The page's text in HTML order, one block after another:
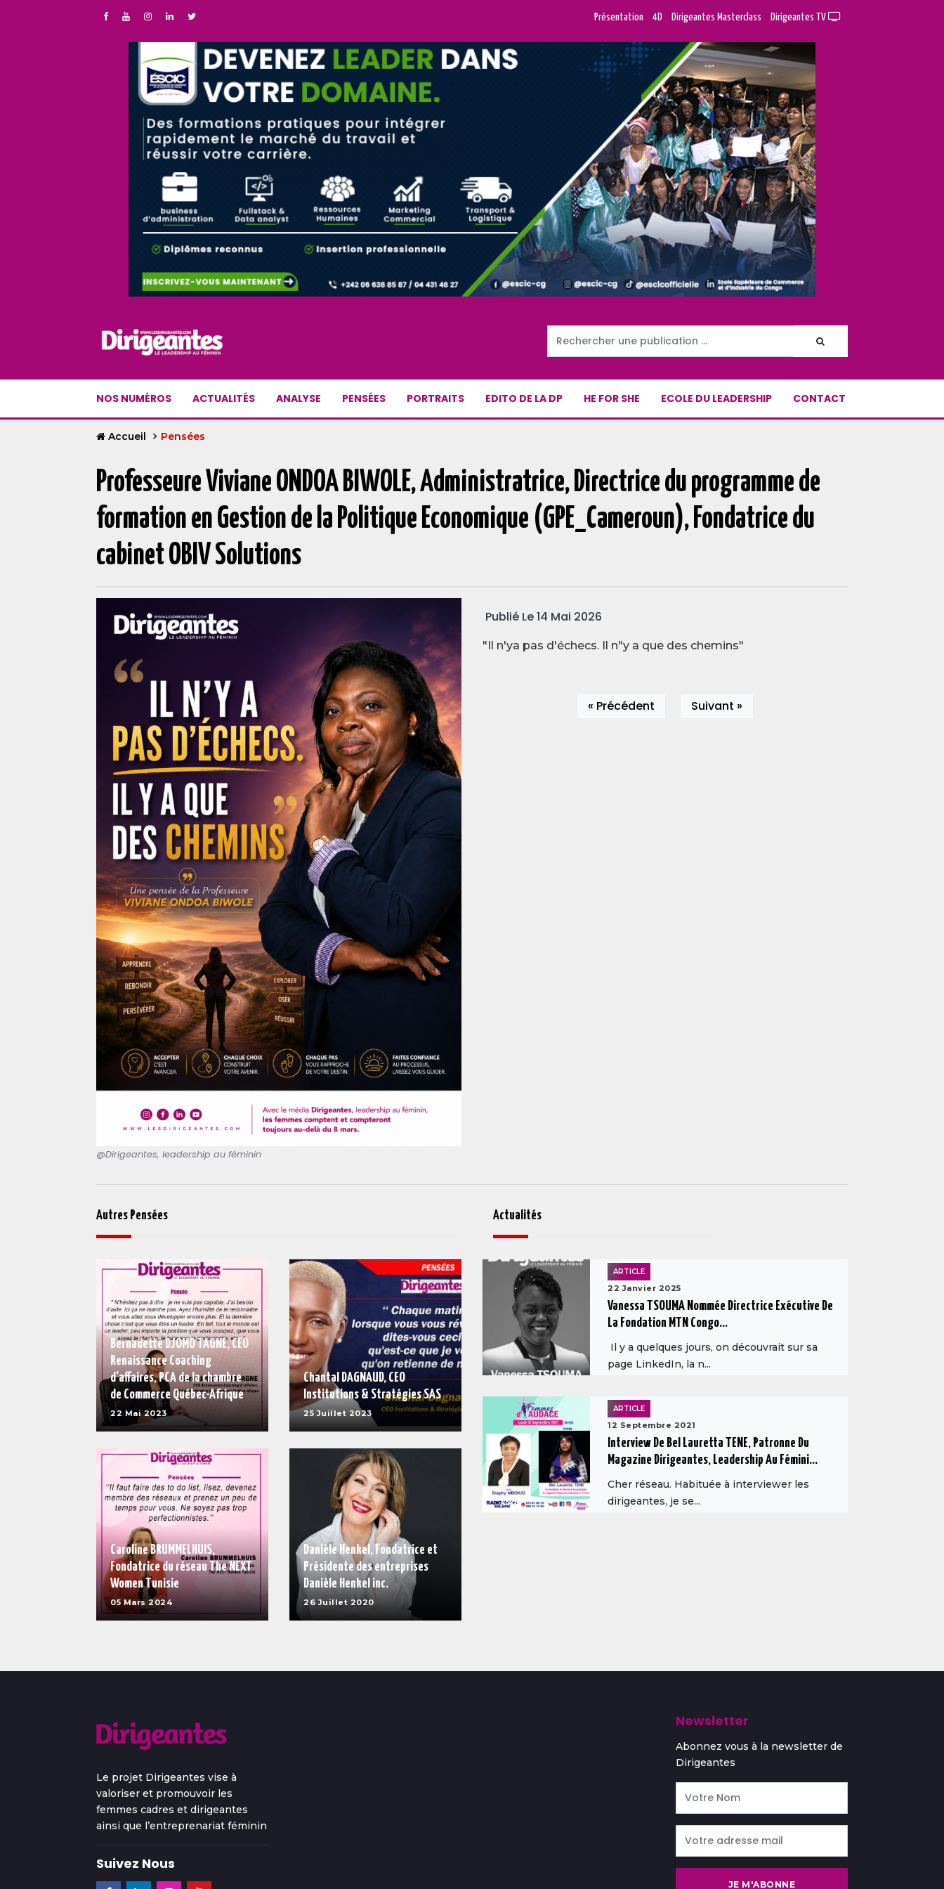
Présentation 4D Dirigeantes Masterclass Dirigeantes TV
NOS NUMÉROS ACTUALITÉS ANALYSE PENSÉES PORTRAITS EDITO DE LA DP HE FOR SHE ECOLE DU LEADERSHIP CONTACT
Accueil Pensées
Professeure Viviane ONDOA BIWOLE, Administratrice, Directrice du programme de
formation en Gestion de la Politique Economique (GPE_Cameroun), Fondatrice du
cabinet OBIV Solutions
@Dirigeantes, leadership au féminin
Publié Le 14 Mai 2026
"Il n'ya pas d'échecs. Il n"y a que des chemins"
« Précédent Suivant »
Autres Pensées
Bernadette DJOMO TAGNE, CEO
Renaissance Coaching
d'affaires, PCA de la chambre
de Commerce Québec-Afrique
22 Mai 2023
Chantal DAGNAUD, CEO
Institutions & Stratégies SAS
25 Juillet 2023
Caroline BRUMMELHUIS,
Fondatrice du réseau The NEXT
Women Tunisie
05 Mars 2024
Danièle Henkel, Fondatrice et
Présidente des entreprises
Danièle Henkel inc.
26 Juillet 2020
Actualités
ARTICLE
22 Janvier 2025
Vanessa TSOUMA Nommée Directrice Exécutive De
La Fondation MTN Congo...
Il y a quelques jours, on découvrait sur sa
page LinkedIn, la n...
ARTICLE
12 Septembre 2021
Interview De Bel Lauretta TENE, Patronne Du
Magazine Dirigeantes, Leadership Au Fémini...
Cher réseau. Habituée à interviewer les
dirigeantes, je se...
Le projet Dirigeantes vise à
valoriser et promouvoir les
femmes cadres et dirigeantes
ainsi que l’entreprenariat féminin
Suivez Nous
Newsletter
Abonnez vous à la newsletter de
Dirigeantes
JE M'ABONNE